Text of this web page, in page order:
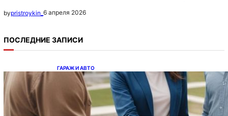
bypristroykin_ 6 апреля 2026
ПОСЛЕДНИЕ ЗАПИСИ
ГАРАЖ И АВТО
Ипотека на новостройки при оформлении
напрямую у застройщика